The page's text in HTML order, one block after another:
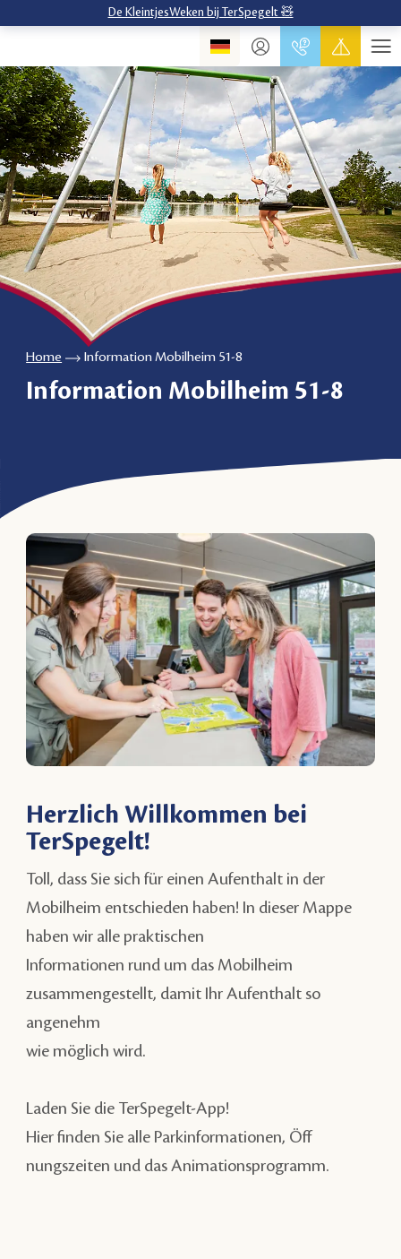
De KleintjesWeken bij TerSpegelt 🧸
Home Information Mobilheim 51-8
Information Mobilheim 51-8
Herzlich Willkommen bei
TerSpegelt!
Toll, dass Sie sich für einen Aufenthalt in der
Mobilheim entschieden haben! In dieser Mappe
haben wir alle praktischen
Informationen rund um das Mobilheim
zusammengestellt, damit Ihr Aufenthalt so
angenehm
wie möglich wird.
Laden Sie die TerSpegelt-App!
Hier finden Sie alle Parkinformationen, Öff
nungszeiten und das Animationsprogramm.